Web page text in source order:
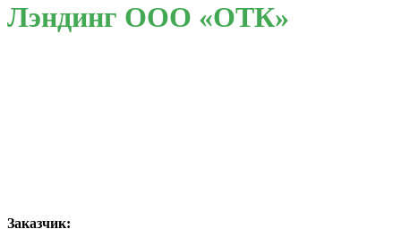
Лэндинг ООО «ОТК»
Заказчик: